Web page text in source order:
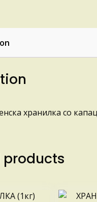
хранилка со
products